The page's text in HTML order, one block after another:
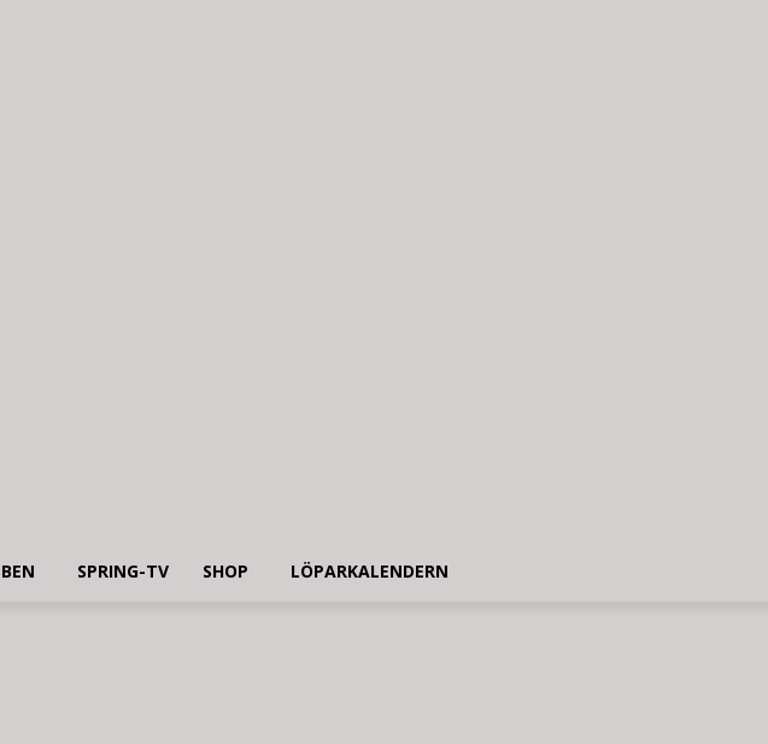
SPRING-TV SHOP LÖPARKALENDERN